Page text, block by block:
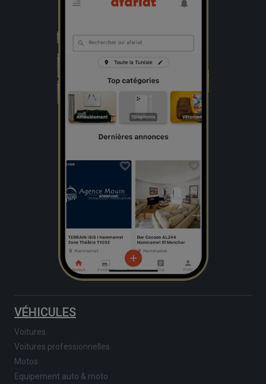
VÉHICULES
Voitures
Voitures professionnelles
Motos
Equipement auto & moto